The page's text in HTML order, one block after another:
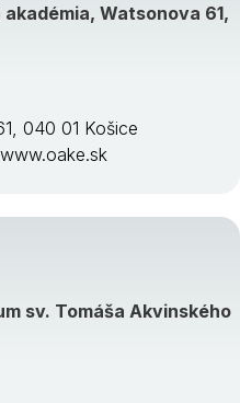
Watsonova 61,
040 01 Košice
sv. Tomáša Akvinského